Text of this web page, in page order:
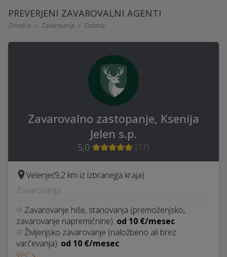
PREVERJENI ZAVAROVALNI AGENTI
Omisli.si Zavarovanja Dobrna
Zavarovalno zastopanje, Ksenija
Jelen s.p.
5,0 (17)
Velenje(9,2 km iz izbranega kraja)
Zavarovanja
Zavarovanje hiše, stanovanja (premoženjsko,
zavarovanje napremičnine): od 10 €/mesec
Življenjsko zavarovanje (naložbeno ali brez
varčevanja): od 10 €/mesec
Več